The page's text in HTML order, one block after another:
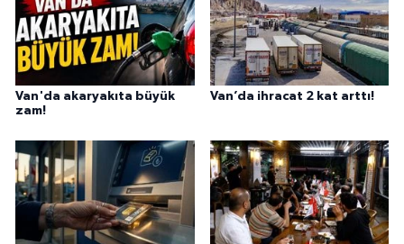
Van'da akaryakıta büyük
zam!
Van’da ihracat 2 kat arttı!